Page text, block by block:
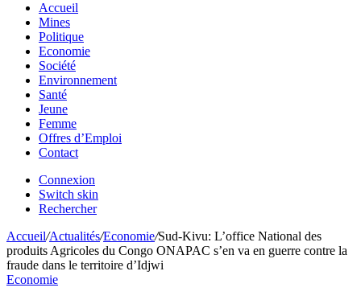
Accueil
Mines
Politique
Economie
Société
Environnement
Santé
Jeune
Femme
Offres d’Emploi
Contact
Connexion
Switch skin
Rechercher
Accueil/Actualités/Economie/Sud-Kivu: L’office National des
produits Agricoles du Congo ONAPAC s’en va en guerre contre la
fraude dans le territoire d’Idjwi
Economie